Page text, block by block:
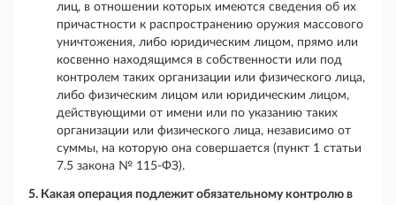
лиц, в отношении которых имеются сведения об их
причастности к распространению оружия массового
уничтожения, либо юридическим лицом, прямо или
косвенно находящимся в собственности или под
контролем таких организации или физического лица,
либо физическим лицом или юридическим лицом,
действующими от имени или по указанию таких
организации или физического лица, независимо от
суммы, на которую она совершается (пункт 1 статьи
7.5 закона № 115-ФЗ).
5. Какая операция подлежит обязательному контролю в